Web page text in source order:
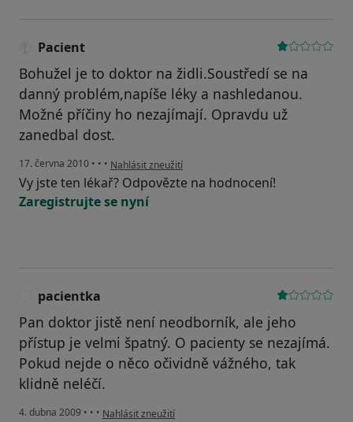
Pacient
Bohužel je to doktor na židli.Soustředí se na
danný problém,napíše léky a nashledanou.
Možné příčiny ho nezajímají. Opravdu už
zanedbal dost.
17. června 2010 • • • podle názoru uživatele Pacient
Nahlásit zneužití
Vy jste ten lékař? Odpovězte na hodnocení!
Zaregistrujte se nyní
pacientka
Pan doktor jistě není neodborník, ale jeho
přístup je velmi špatný. O pacienty se nezajímá.
Pokud nejde o něco očividně vážného, tak
klidně neléčí.
4. dubna 2009 • • • podle názoru uživatele pacientka
Nahlásit zneužití